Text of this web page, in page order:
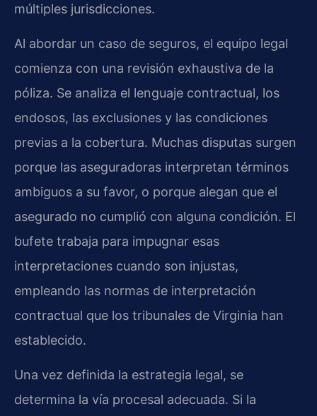
múltiples jurisdicciones.
Al abordar un caso de seguros, el equipo legal
comienza con una revisión exhaustiva de la
póliza. Se analiza el lenguaje contractual, los
endosos, las exclusiones y las condiciones
previas a la cobertura. Muchas disputas surgen
porque las aseguradoras interpretan términos
ambiguos a su favor, o porque alegan que el
asegurado no cumplió con alguna condición. El
bufete trabaja para impugnar esas
interpretaciones cuando son injustas,
empleando las normas de interpretación
contractual que los tribunales de Virginia han
establecido.
Una vez definida la estrategia legal, se
determina la vía procesal adecuada. Si la